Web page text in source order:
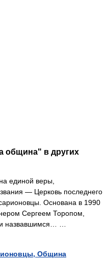
община" в других
единой веры,
— Церковь последнего
Основана в 1990
Сергеем Торопом,
и назвавшимся… …
Община